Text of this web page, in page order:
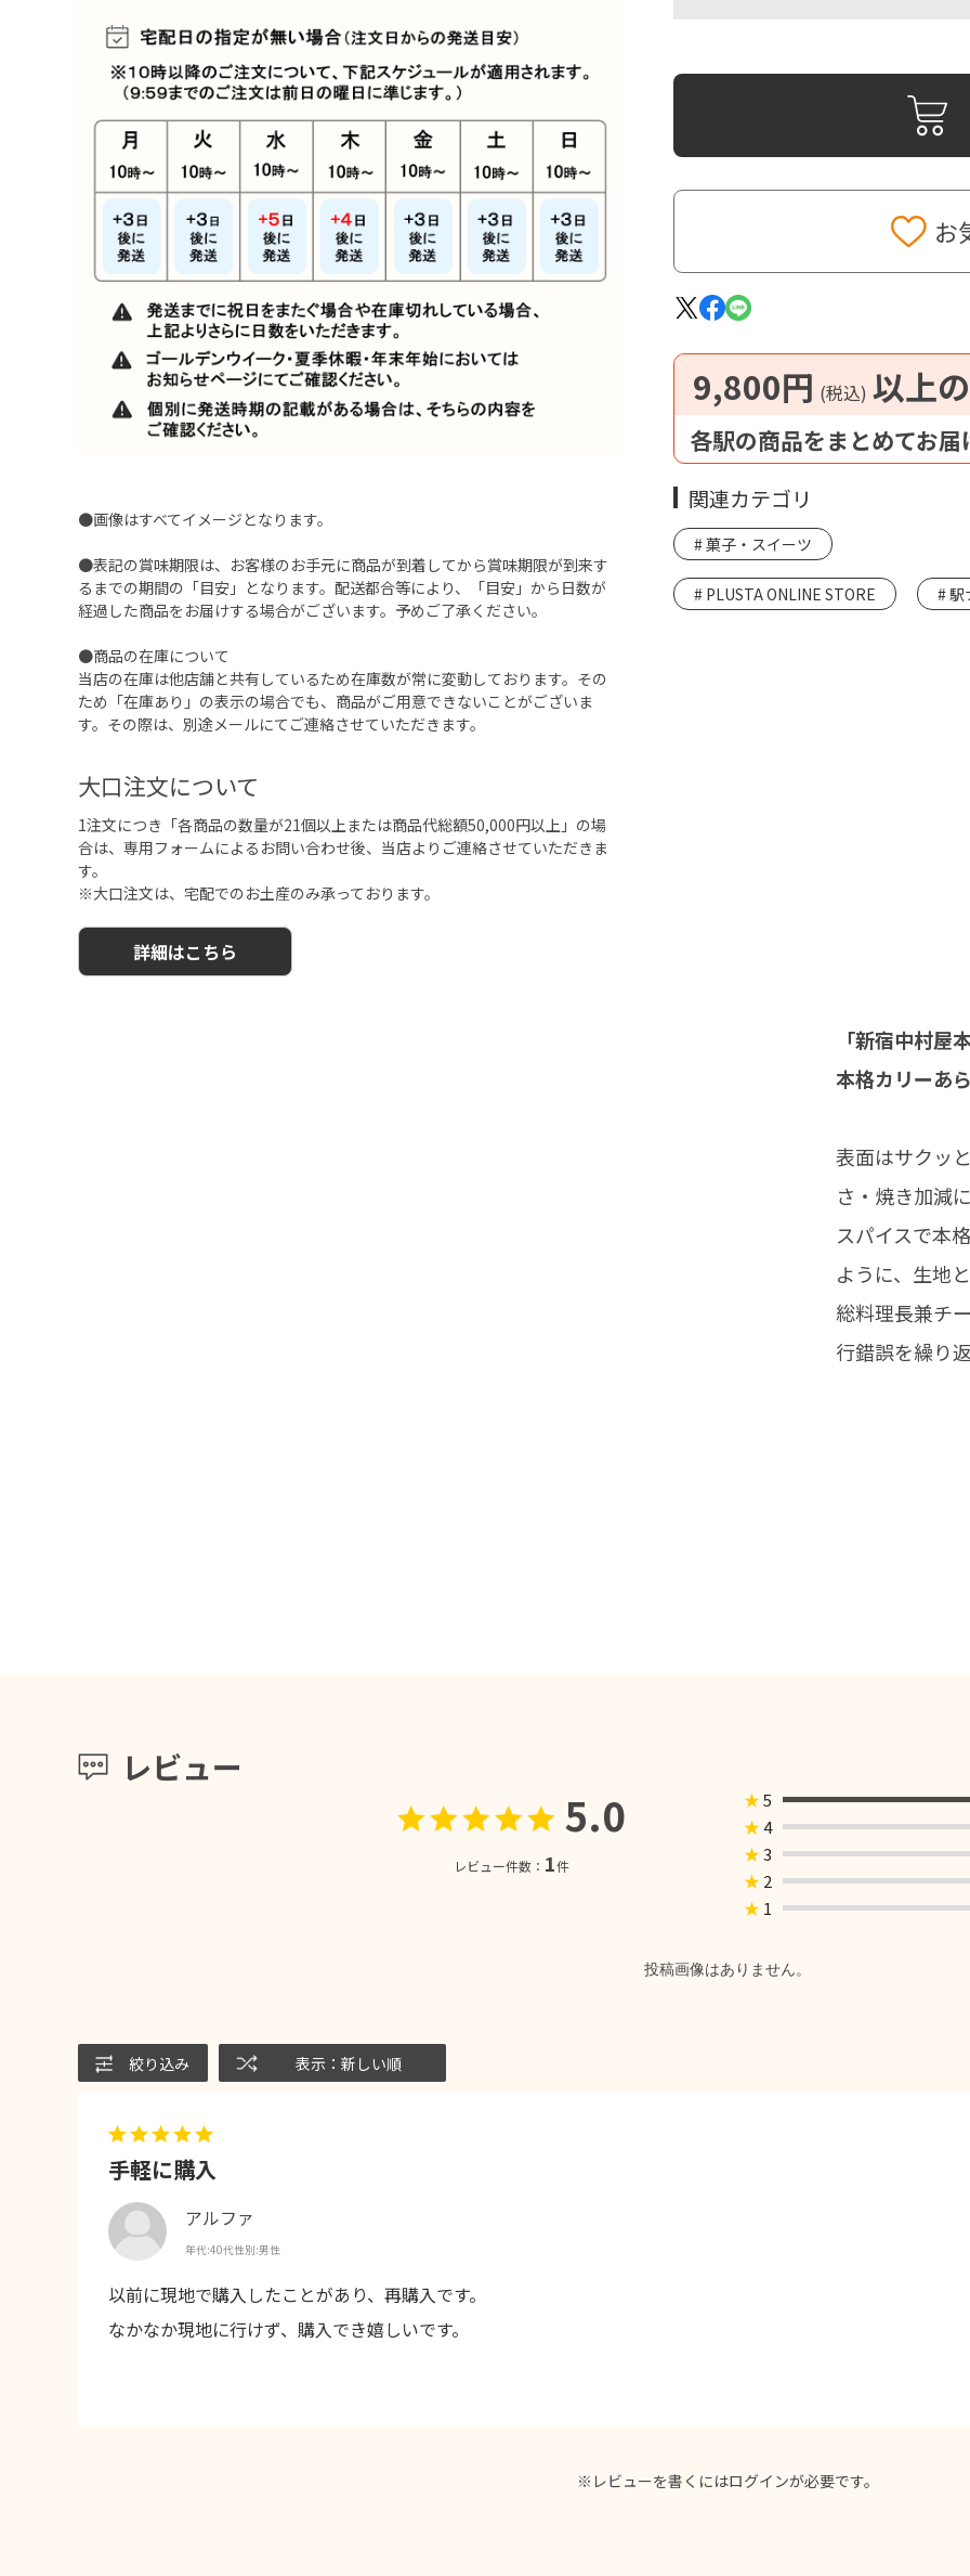
●画像はすべてイメージとなります。
●表記の賞味期限は、お客様のお手元に商品が到着してから賞味期限が到来す
るまでの期間の「目安」となります。配送都合等により、「目安」から日数が
経過した商品をお届けする場合がございます。予めご了承ください。
●商品の在庫について
当店の在庫は他店舗と共有しているため在庫数が常に変動しております。その
ため「在庫あり」の表示の場合でも、商品がご用意できないことがございま
す。その際は、別途メールにてご連絡させていただきます。
大口注文について
1注文につき「各商品の数量が21個以上または商品代総額50,000円以上」の場
合は、専用フォームによるお問い合わせ後、当店よりご連絡させていただきま
す。
※大口注文は、宅配でのお土産のみ承っております。
詳細はこちら
お
9,800円 (税込) 以上
各駅の商品をまとめてお届
関連カテゴリ
菓子・スイーツ
PLUSTA ONLINE STORE 駅
「新宿中村屋
本格カリーあ
表面はサクッ
さ・焼き加減
スパイスで本
ように、生地
総料理長兼チ
行錯誤を繰り
レビュー
5.0
レビュー件数： 1件
★5
★4
★3
★ 2
★ 1
投稿画像はありません。
絞り込み 表示：新しい順
手軽に購入
アルファ
年代:40代性別:男性
以前に現地で購入したことがあり、再購入です。
なかなか現地に行けず、購入でき嬉しいです。
※レビューを書くにはログインが必要です。